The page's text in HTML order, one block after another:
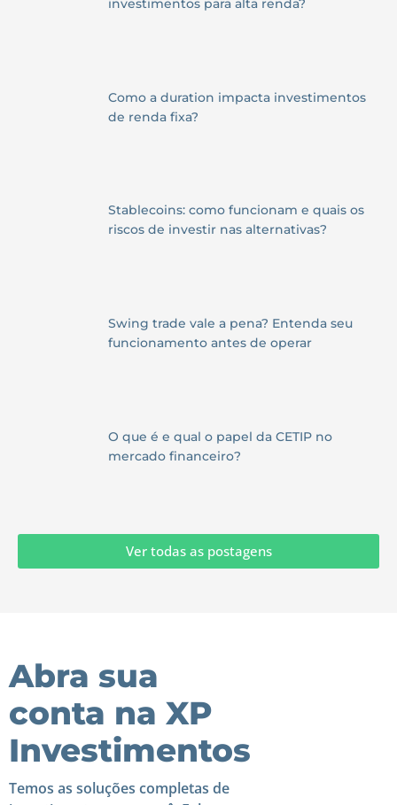
investimentos para alta renda?
Como a duration impacta investimentos
de renda fixa?
Stablecoins: como funcionam e quais os
riscos de investir nas alternativas?
Swing trade vale a pena? Entenda seu
funcionamento antes de operar
O que é e qual o papel da CETIP no
mercado financeiro?
Ver todas as postagens
Abra sua
conta na XP
Investimentos
Temos as soluções completas de